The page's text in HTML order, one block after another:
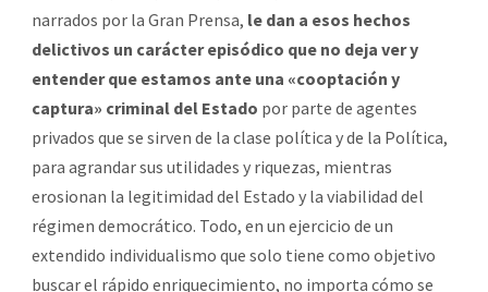
narrados por la Gran Prensa, le dan a esos hechos
delictivos un carácter episódico que no deja ver y
entender que estamos ante una «cooptación y
captura» criminal del Estado por parte de agentes
privados que se sirven de la clase política y de la Política,
para agrandar sus utilidades y riquezas, mientras
erosionan la legitimidad del Estado y la viabilidad del
régimen democrático. Todo, en un ejercicio de un
extendido individualismo que solo tiene como objetivo
buscar el rápido enriquecimiento, no importa cómo se